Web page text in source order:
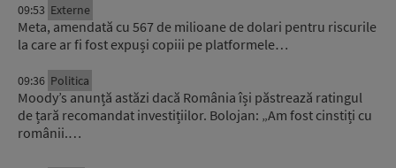
09:53 Externe
Meta, amendată cu 567 de milioane de dolari pentru riscurile
la care ar fi fost expuși copiii pe platformele…
09:36 Politica
Moody’s anunță astăzi dacă România își păstrează ratingul
de țară recomandat investițiilor. Bolojan: „Am fost cinstiți cu
românii.…